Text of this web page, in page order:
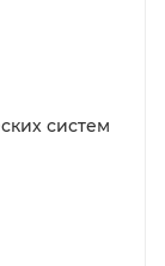
систем